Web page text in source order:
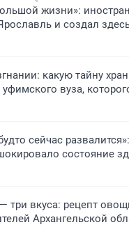
жизни»:
и создал
какую тайну
вуза,
сейчас
состояние
три вкуса: рецепт
Архангельской